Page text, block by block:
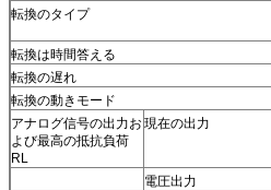
転換のタイプ
転換は時間答える
転換の遅れ
転換の動きモード
アナログ信号の出力お
よび最高の抵抗負荷
RL
現在の出力
電圧出力